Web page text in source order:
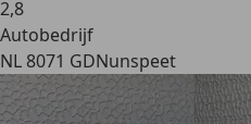
2,8
Autobedrijf
NL 8071 GDNunspeet